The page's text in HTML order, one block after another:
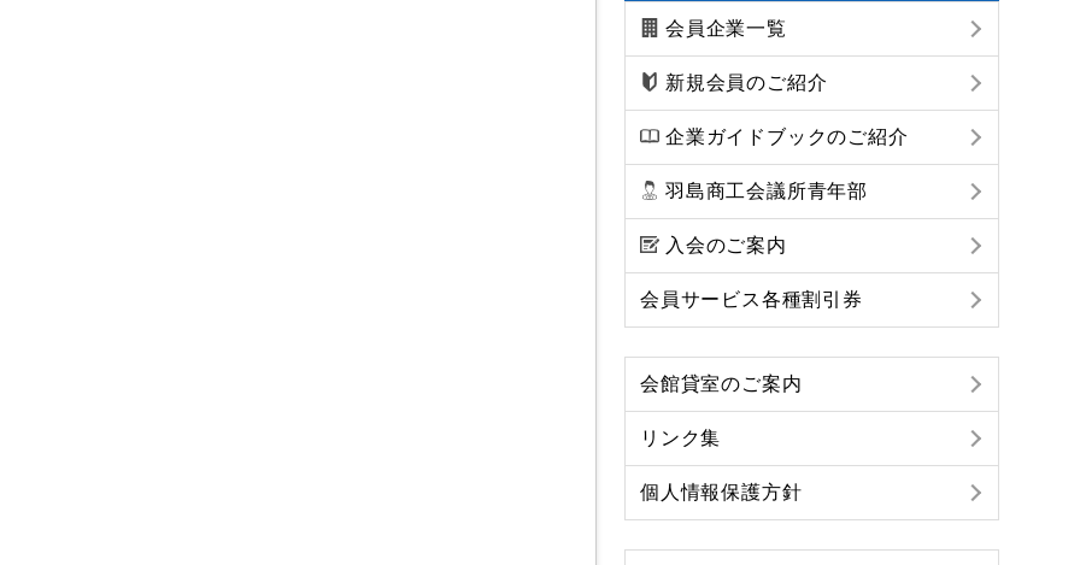
会員企業一覧
新規会員のご紹介
企業ガイドブックのご紹介
羽島商工会議所青年部
入会のご案内
会員サービス各種割引券
会館貸室のご案内
リンク集
個人情報保護方針